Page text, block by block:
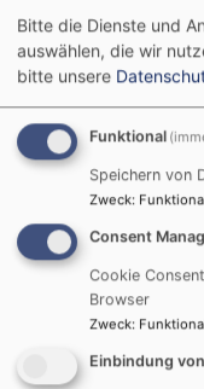
Pfarrei
Sommerfrische
Jeden Sonntag
unterschiedlichen
genießen
02.08.18:00 Uhr
Bitte die Dienste und
auswählen, die wir
bitte unsere
Funktional
Speichern von
Zweck:
Consent
Cookie
Browser
Zweck:
Einbindung